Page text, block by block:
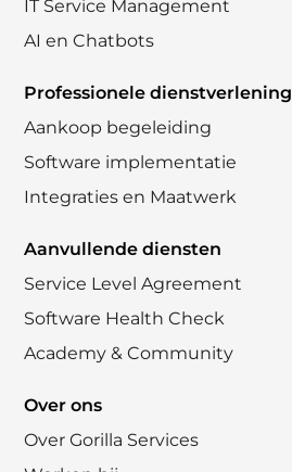
IT Service Management
AI en Chatbots
Professionele dienstverlening
Aankoop begeleiding
Software implementatie
Integraties en Maatwerk
Aanvullende diensten
Service Level Agreement
Software Health Check
Academy & Community
Over ons
Over Gorilla Services